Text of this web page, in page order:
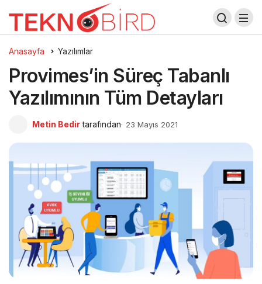
Anasayfa Yazılımlar
Provimes’in Süreç Tabanlı
Yazılımının Tüm Detayları
Metin Bedir tarafından 23 Mayıs 2021